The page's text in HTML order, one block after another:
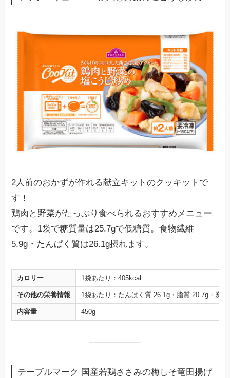
2人前のおかずが作れる献立キットのクッキットで
す！
鶏肉と野菜がたっぷり食べられるおすすめメニュー
です。1袋で糖質量は25.7gで低糖質。食物繊維
5.9g・たんぱく質は26.1g摂れます。
カロリー 1袋あたり：405kcal
その他の栄養情報 1袋あたり：たんぱく質 26.1g・脂質 20.7g・炭
内容量 450g
テーブルマーク 国産若鶏ささみの梅しそ竜田揚げ